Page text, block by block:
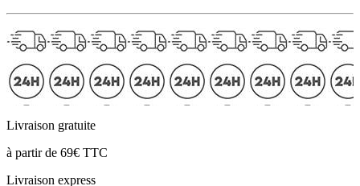
Livraison gratuite
à partir de 69€ TTC
Livraison express